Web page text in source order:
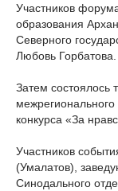
Участников
образования
Северного
Любовь Горбатова.
Затем состоялось
межрегионального
конкурса «За
Участников
(Умалатов),
Синодального